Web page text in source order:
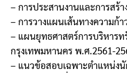
– การประสานงานและการสร้า
– การวางแผนเส้นทางความก้
– แผนยุทธศาสตร์การบริหาร
กรุงเทพมหานคร พ.ศ.2561-
– แนวข้อสอบเฉพาะตำแหน่ง